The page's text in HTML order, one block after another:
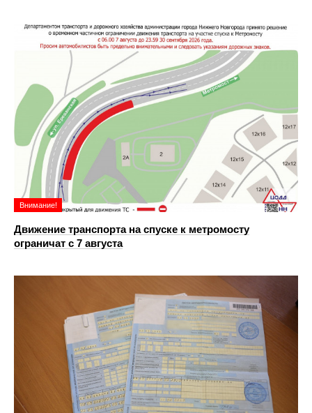
Внимание!
Движение транспорта на спуске к метромосту
ограничат с 7 августа